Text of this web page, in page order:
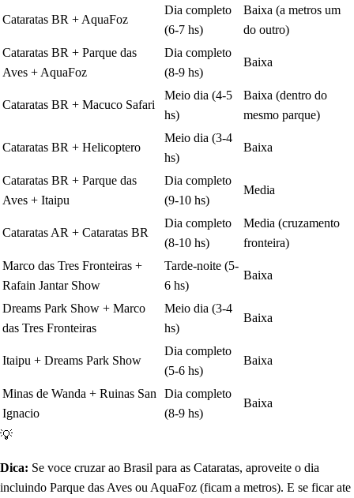
Cataratas BR + AquaFoz
Dia completo
(6-7 hs)
Baixa (a metros um
do outro)
Cataratas BR + Parque das
Aves + AquaFoz
Dia completo
(8-9 hs)
Baixa
Cataratas BR + Macuco Safari
Meio dia (4-5
hs)
Baixa (dentro do
mesmo parque)
Cataratas BR + Helicoptero
Meio dia (3-4
hs)
Baixa
Cataratas BR + Parque das
Aves + Itaipu
Dia completo
(9-10 hs)
Media
Cataratas AR + Cataratas BR
Dia completo
(8-10 hs)
Media (cruzamento
fronteira)
Marco das Tres Fronteiras +
Rafain Jantar Show
Tarde-noite (5-
6 hs)
Baixa
Dreams Park Show + Marco
das Tres Fronteiras
Meio dia (3-4
hs)
Baixa
Itaipu + Dreams Park Show
Dia completo
(5-6 hs)
Baixa
Minas de Wanda + Ruinas San
Ignacio
Dia completo
(8-9 hs)
Baixa
💡
Dica: Se voce cruzar ao Brasil para as Cataratas, aproveite o dia
incluindo Parque das Aves ou AquaFoz (ficam a metros). E se ficar ate